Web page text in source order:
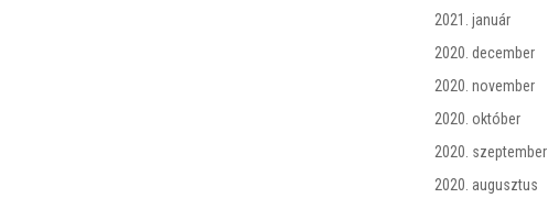
2021. január
2020. december
2020. november
2020. október
2020. szeptember
2020. augusztus